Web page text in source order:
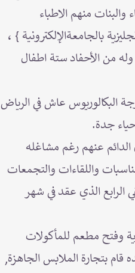
والبنات منهم الاطباء
بالجامعةالإلكترونية } ،
وله من الأحفاد ستة اطفال
البكالوريوس عاش في الرياض
جدة.
عنهم رغم مشاغله
واللقاءات والتجمعات
الرابع الذي عقد في شهر
وفتح مطعم للمأكولات
قام بتجارة الملابس الجاهزة,